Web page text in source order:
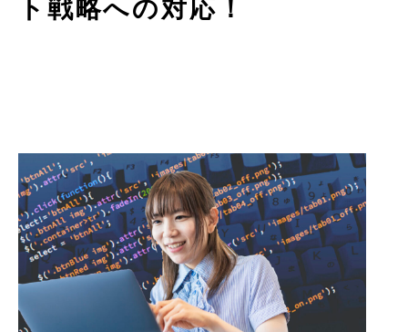
ト戦略への対応！